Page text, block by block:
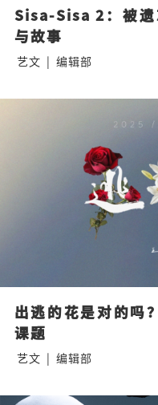
Sisa-Sisa 2：被
与故事
艺文 | 编辑部
出逃的花是对的吗
课题
艺文 | 编辑部